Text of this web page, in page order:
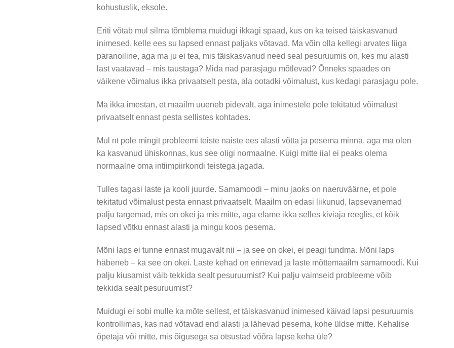
kohustuslik, eksole.
Eriti võtab mul silma tõmblema muidugi ikkagi spaad, kus on ka teised täiskasvanud
inimesed, kelle ees su lapsed ennast paljaks võtavad. Ma võin olla kellegi arvates liiga
paranoiline, aga ma ju ei tea, mis täiskasvanud need seal pesuruumis on, kes mu alasti
last vaatavad – mis taustaga? Mida nad parasjagu mõtlevad? Õnneks spaades on
väikene võimalus ikka privaatselt pesta, ala ootadki võimalust, kus kedagi parasjagu pole.
Ma ikka imestan, et maailm uueneb pidevalt, aga inimestele pole tekitatud võimalust
privaatselt ennast pesta sellistes kohtades.
Mul nt pole mingit probleemi teiste naiste ees alasti võtta ja pesema minna, aga ma olen
ka kasvanud ühiskonnas, kus see oligi normaalne. Kuigi mitte iial ei peaks olema
normaalne oma intiimpiirkondi teistega jagada.
Tulles tagasi laste ja kooli juurde. Samamoodi – minu jaoks on naeruväärne, et pole
tekitatud võimalust pesta ennast privaatselt. Maailm on edasi liikunud, lapsevanemad
palju targemad, mis on okei ja mis mitte, aga elame ikka selles kiviaja reeglis, et kõik
lapsed võtku ennast alasti ja mingu koos pesema.
Mõni laps ei tunne ennast mugavalt nii – ja see on okei, ei peagi tundma. Mõni laps
häbeneb – ka see on okei. Laste kehad on erinevad ja laste mõttemaailm samamoodi. Kui
palju kiusamist väib tekkida sealt pesuruumist? Kui palju vaimseid probleeme võib
tekkida sealt pesuruumist?
Muidugi ei sobi mulle ka mõte sellest, et täiskasvanud inimesed käivad lapsi pesuruumis
kontrollimas, kas nad võtavad end alasti ja lähevad pesema, kohe üldse mitte. Kehalise
õpetaja või mitte, mis õigusega sa otsustad võõra lapse keha üle?